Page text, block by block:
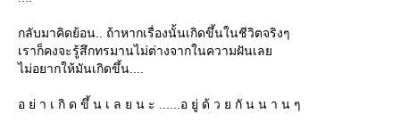
กลับมาคิดย้อน.. ถ้าหากเรื่องนั้นเกิดขึ้นในชีวิตจริงๆ
เราก็คงจะรู้สึกทรมานไม่ต่างจากในความฝันเล
ไม่อยากให้มันเกิดขึ้น....
อ ย่ า เ กิ ด ขึ้ น เ ล ย น ะ ......อ ยู่ ด้ ว ย กั น น า น ๆ